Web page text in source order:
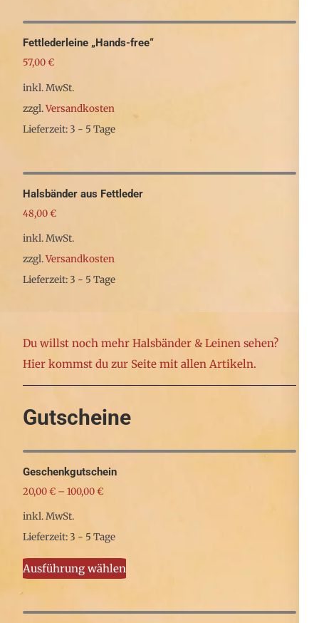
Produkt
weist
mehrere
Varianten
auf.
Die
werden
Fettlederleine „Hands-free“
57,00€
inkl. MwSt.
zzgl.Versandkosten
Lieferzeit: 3 - 5 Tage
Produkt
weist
mehrere
Varianten
auf.
Die
werden
Halsbänder aus Fettleder
48,00€
inkl. MwSt.
zzgl.Versandkosten
Lieferzeit: 3 - 5 Tage
weist
mehrere
Varianten
Die
können
auf
werden
Du willst noch mehr Halsbänder & Leinen sehen?
Hier kommst du zur Seite mit allen Artikeln.
Gutscheine
Geschenkgutschein
20,00€ – 100,00€
inkl. MwSt.
Lieferzeit: 3 - 5 Tage
Ausführung wählen
Dieses
Produkt